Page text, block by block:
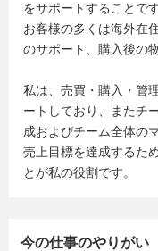
をサポートすることです
お客様の多くは海外在
のサポート、購入後の
私は、売買・購入・管
ートしており、またチ
成およびチーム全体の
売上目標を達成するた
とが私の役割です。
今の仕事のやりがい